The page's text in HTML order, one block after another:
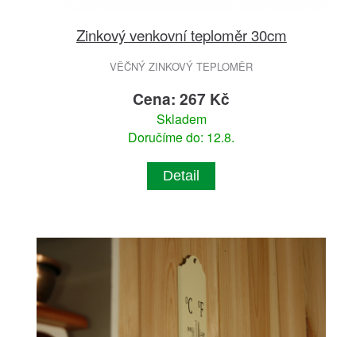
Zinkový venkovní teploměr 30cm
VĚČNÝ ZINKOVÝ TEPLOMĚR
Cena: 267 Kč
Skladem
Doručíme do: 12.8.
Detail